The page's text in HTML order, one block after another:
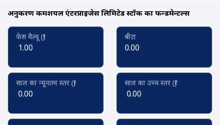
अनुकरण कमर्शियल एंटरप्राइजेस लिमिटेड स्टॉक का फन्डमेन्टल्स
फेस वैल्यू (₹)
1.00
बीटा
0.00
साल का न्यूनतम स्तर (₹)
0.00
साल का उच्च स्तर (₹)
0.00